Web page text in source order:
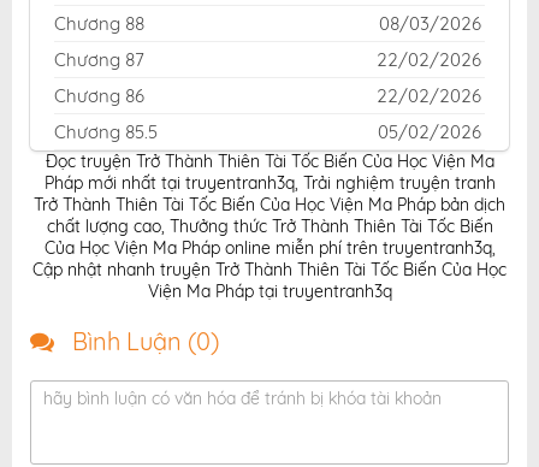
Chương 88
08/03/2026
Chương 87
22/02/2026
Chương 86
22/02/2026
Chương 85.5
05/02/2026
Chương 85.1
05/02/2026
Chương 85
05/02/2026
Chương 84
05/02/2026
Chương 83
05/02/2026
Chương 81
Chương 80
05/02/2026
Đọc truyện Trở Thành Thiên Tài Tốc Biến Của Học Viện Ma
Pháp mới nhất tại truyentranh3q, Trải nghiệm truyện tranh
Trở Thành Thiên Tài Tốc Biến Của Học Viện Ma Pháp bản dịch
chất lượng cao, Thưởng thức Trở Thành Thiên Tài Tốc Biến
Của Học Viện Ma Pháp online miễn phí trên truyentranh3q,
Cập nhật nhanh truyện Trở Thành Thiên Tài Tốc Biến Của Học
Viện Ma Pháp tại truyentranh3q
Bình Luận (0)
hãy bình luận có văn hóa để tránh bị khóa tài khoản